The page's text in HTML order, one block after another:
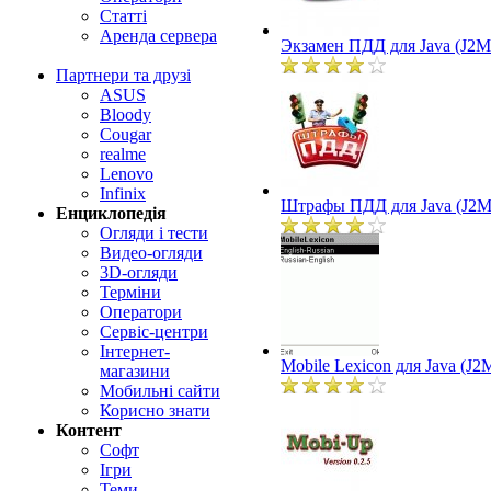
Статті
Аренда сервера
Партнери та друзі
ASUS
Bloody
Cougar
realme
Lenovo
Infinix
Енциклопедія
Огляди і тести
Видео-огляди
3D-огляди
Терміни
Оператори
Сервіс-центри
Інтернет-
магазини
Мобильні сайти
Корисно знати
Контент
Софт
Ігри
Экзамен ПДД для Java
Штрафы ПДД для Java
Mobile Lexicon для Java